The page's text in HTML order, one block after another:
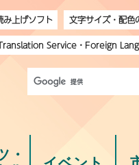
み上げソフト
文字サイズ・配色
Service・ Foreign
・